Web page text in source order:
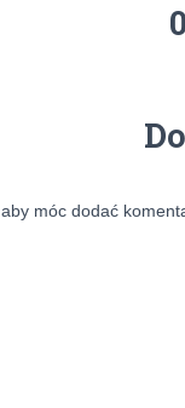
, aby móc dodać